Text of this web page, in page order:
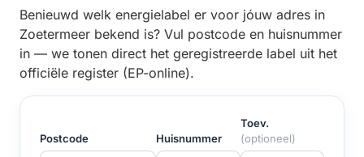
Benieuwd welk energielabel er voor jóuw adres in
Zoetermeer bekend is? Vul postcode en huisnummer
in — we tonen direct het geregistreerde label uit het
officiële register (EP-online).
Postcode Huisnummer
Toev.
(optioneel)